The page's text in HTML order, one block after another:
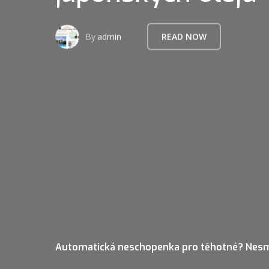
Automatická neschopenka pro těhotné?
By admin READ NOW